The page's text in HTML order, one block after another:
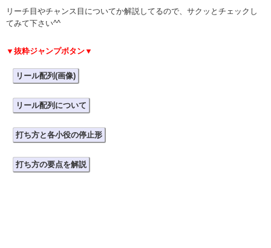
リーチ目やチャンス目についてか解説してるので、サクッとチェックし
てみて下さい^^
▼抜粋ジャンプボタン▼
リール配列(画像)
リール配列について
打ち方と各小役の停止形
打ち方の要点を解説